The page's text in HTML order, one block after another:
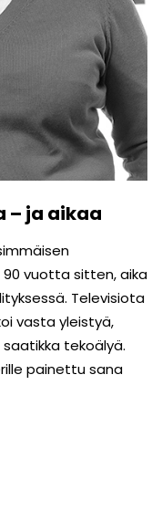
– ja aikaa
vuotta sitten, aika
Televisiota
vasta yleistyä,
tekoälyä.
painettu sana